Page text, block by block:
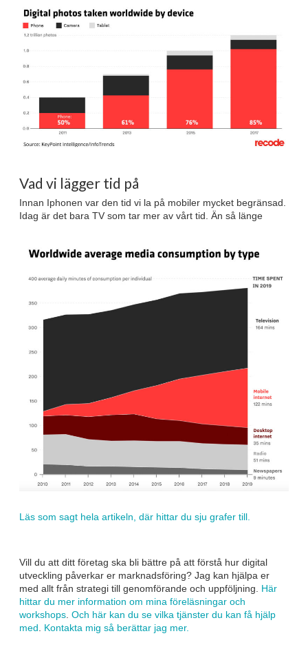
Vad vi lägger tid på
Innan Iphonen var den tid vi la på mobiler mycket begränsad.
Idag är det bara TV som tar mer av vårt tid. Än så länge
Läs som sagt hela artikeln, där hittar du sju grafer till.
Vill du att ditt företag ska bli bättre på att förstå hur digital
utveckling påverkar er marknadsföring? Jag kan hjälpa er
med allt från strategi till genomförande och uppföljning. Här
hittar du mer information om mina föreläsningar och
workshops Och här kan du se vilka tjänster du kan få hjälp
med
Kontakta mig så berättar jag mer.